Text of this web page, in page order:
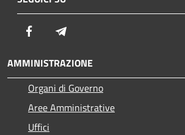
Facebook
AMMINISTRAZIONE
Organi di Governo
Aree Amministrative
Uffici